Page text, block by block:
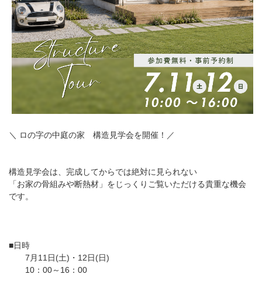
＼ ロの字の中庭の家 構造見学会を開催！／
構造見学会は、完成してからでは絶対に見られない
「お家の骨組みや断熱材」をじっくりご覧いただける貴重な機会
です。
■日時
7月11日(土)・12日(日)
10：00～16：00